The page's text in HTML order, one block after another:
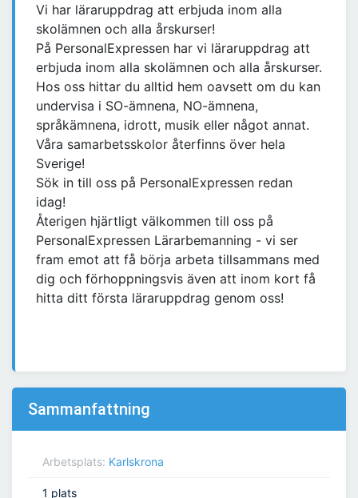
Vi har läraruppdrag att erbjuda inom alla
skolämnen och alla årskurser!
På PersonalExpressen har vi läraruppdrag att
erbjuda inom alla skolämnen och alla årskurser.
Hos oss hittar du alltid hem oavsett om du kan
undervisa i SO-ämnena, NO-ämnena,
språkämnena, idrott, musik eller något annat.
Våra samarbetsskolor återfinns över hela
Sverige!
Sök in till oss på PersonalExpressen redan
idag!
Återigen hjärtligt välkommen till oss på
PersonalExpressen Lärarbemanning - vi ser
fram emot att få börja arbeta tillsammans med
dig och förhoppningsvis även att inom kort få
hitta ditt första läraruppdrag genom oss!
Sammanfattning
Arbetsplats: Karlskrona
1 plats